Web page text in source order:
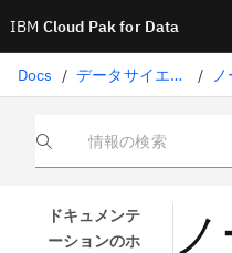
IBM Cloud Pak for Data
Docs / データサイエンスソリューション /
情報の検索
ドキュメンテ
ーションのホ